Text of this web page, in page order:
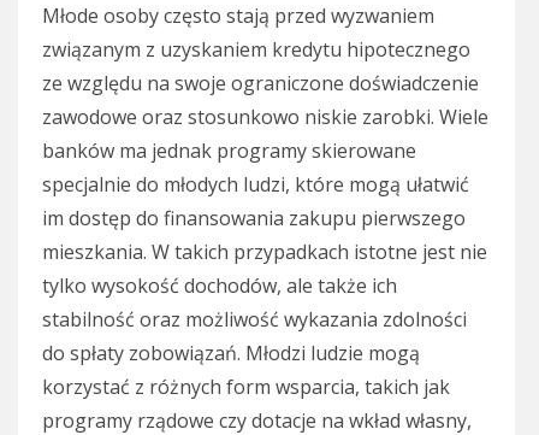
Młode osoby często stają przed wyzwaniem
związanym z uzyskaniem kredytu hipotecznego
ze względu na swoje ograniczone doświadczenie
zawodowe oraz stosunkowo niskie zarobki. Wiele
banków ma jednak programy skierowane
specjalnie do młodych ludzi, które mogą ułatwić
im dostęp do finansowania zakupu pierwszego
mieszkania. W takich przypadkach istotne jest nie
tylko wysokość dochodów, ale także ich
stabilność oraz możliwość wykazania zdolności
do spłaty zobowiązań. Młodzi ludzie mogą
korzystać z różnych form wsparcia, takich jak
programy rządowe czy dotacje na wkład własny,